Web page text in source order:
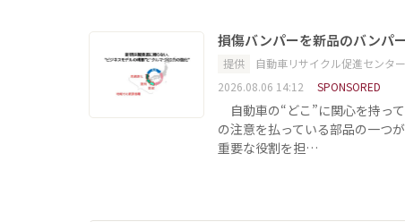
損傷バンパーを新品のバンパ
提供
自動車リサイクル促進センター
2026.08.06 14:12
SPONSORED
自動車の“どこ”に関心を持っ
の注意を払っている部品の一つ
重要な役割を担…